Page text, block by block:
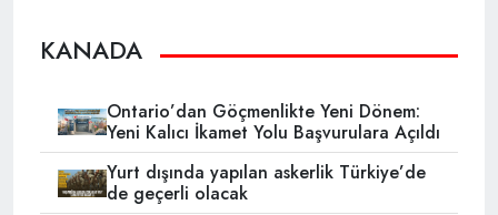
KANADA
Ontario’dan Göçmenlikte Yeni Dönem:
Yeni Kalıcı İkamet Yolu Başvurulara Açıldı
Yurt dışında yapılan askerlik Türkiye’de
de geçerli olacak